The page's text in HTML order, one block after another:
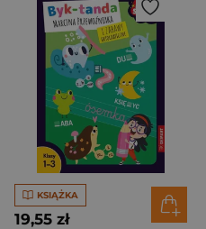
KSIĄŻKA
19,55 zł